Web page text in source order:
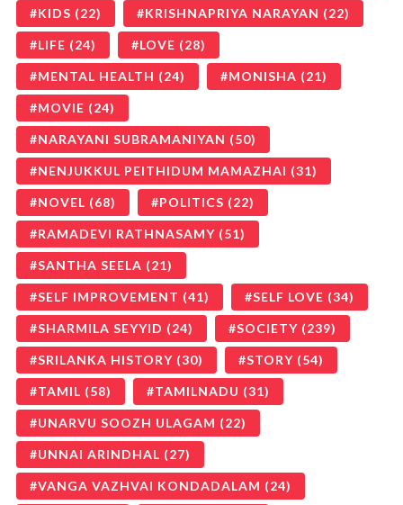
KIDS (22) KRISHNAPRIYA NARAYAN (22)
LIFE (24) LOVE (28)
MENTAL HEALTH (24) MONISHA (21)
MOVIE (24)
NARAYANI SUBRAMANIYAN (50)
NENJUKKUL PEITHIDUM MAMAZHAI (31)
NOVEL (68) POLITICS (22)
RAMADEVI RATHNASAMY (51)
SANTHA SEELA (21)
SELF IMPROVEMENT (41) SELF LOVE (34)
SHARMILA SEYYID (24) SOCIETY (239)
SRILANKA HISTORY (30) STORY (54)
TAMIL (58) TAMILNADU (31)
UNARVU SOOZH ULAGAM (22)
UNNAI ARINDHAL (27)
VANGA VAZHVAI KONDADALAM (24)